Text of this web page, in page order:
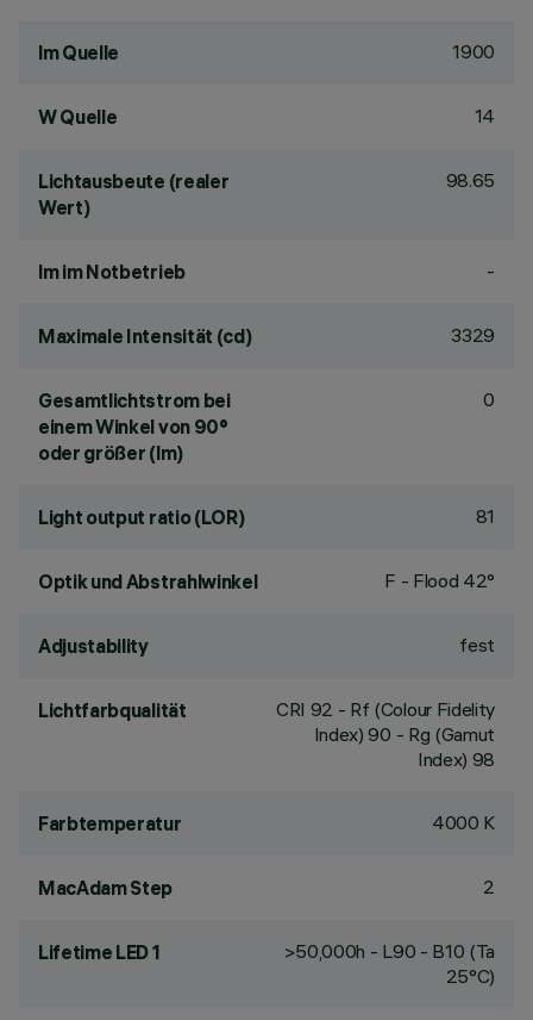
lm Quelle 1900
W Quelle 14
Lichtausbeute (realer
Wert)
98.65
lm im Notbetrieb -
Maximale Intensität (cd) 3329
Gesamtlichtstrom bei
einem Winkel von 90°
oder größer (lm)
0
Light output ratio (LOR) 81
Optik und Abstrahlwinkel F - Flood 42°
Adjustability fest
Lichtfarbqualität CRI 92 - Rf (Colour Fidelity
Index) 90 - Rg (Gamut
Index) 98
Farbtemperatur 4000 K
MacAdam Step 2
Lifetime LED 1
>50,000h - L90 - B10 (Ta
25°C)